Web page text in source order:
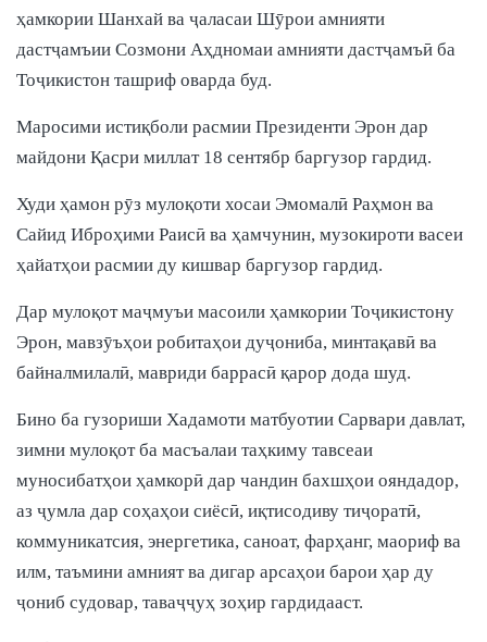
ҳамкории Шанхай ва ҷаласаи Шӯрои амнияти
дастҷамъии Созмони Аҳдномаи амнияти дастҷамъӣ ба
Тоҷикистон ташриф оварда буд.
Маросими истиқболи расмии Президенти Эрон дар
майдони Қасри миллат 18 сентябр баргузор гардид.
Худи ҳамон рӯз мулоқоти хосаи Эмомалӣ Раҳмон ва
Сайид Иброҳими Раисӣ ва ҳамчунин, музокироти васеи
ҳайатҳои расмии ду кишвар баргузор гардид.
Дар мулоқот маҷмуъи масоили ҳамкории Тоҷикистону
Эрон, мавзӯъҳои робитаҳои дуҷониба, минтақавӣ ва
байналмилалӣ, мавриди баррасӣ қарор дода шуд.
Бино ба гузориши Хадамоти матбуотии Сарвари давлат,
зимни мулоқот ба масъалаи таҳкиму тавсеаи
муносибатҳои ҳамкорӣ дар чандин бахшҳои ояндадор,
аз ҷумла дар соҳаҳои сиёсӣ, иқтисодиву тиҷоратӣ,
коммуникатсия, энергетика, саноат, фарҳанг, маориф ва
илм, таъмини амният ва дигар арсаҳои барои ҳар ду
ҷониб судовар, таваҷҷуҳ зоҳир гардидааст.